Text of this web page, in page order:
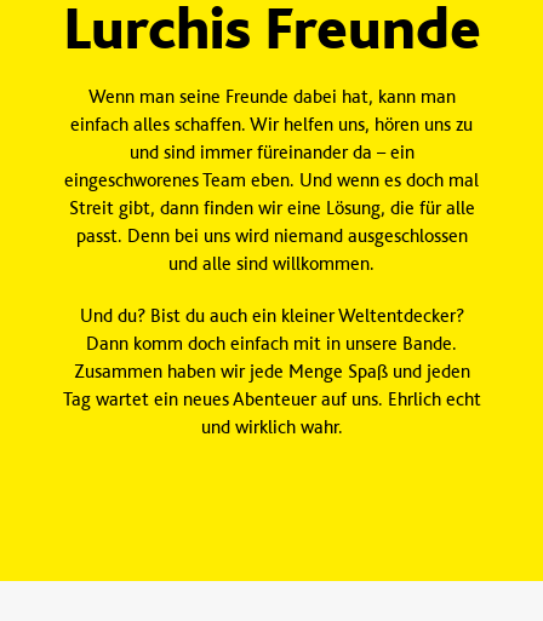
Lurchis Freunde
Wenn man seine Freunde dabei hat, kann man
einfach alles schaffen. Wir helfen uns, hören uns zu
und sind immer füreinander da – ein
eingeschworenes Team eben. Und wenn es doch mal
Streit gibt, dann finden wir eine Lösung, die für alle
passt. Denn bei uns wird niemand ausgeschlossen
und alle sind willkommen.
Und du? Bist du auch ein kleiner Weltentdecker?
Dann komm doch einfach mit in unsere Bande.
Zusammen haben wir jede Menge Spaß und jeden
Tag wartet ein neues Abenteuer auf uns. Ehrlich echt
und wirklich wahr.